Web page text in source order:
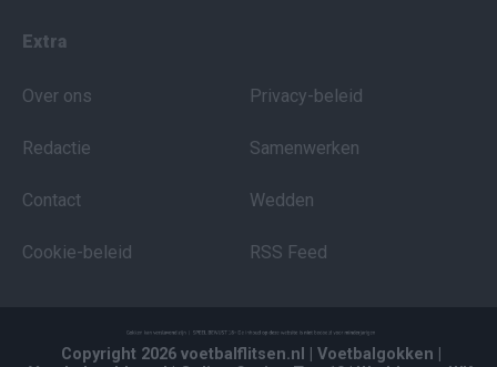
Extra
Over ons
Redactie
Contact
Cookie-beleid
Privacy-beleid
Samenwerken
Wedden
RSS Feed
Copyright 2026 voetbalflitsen.nl | Voetbalgokken